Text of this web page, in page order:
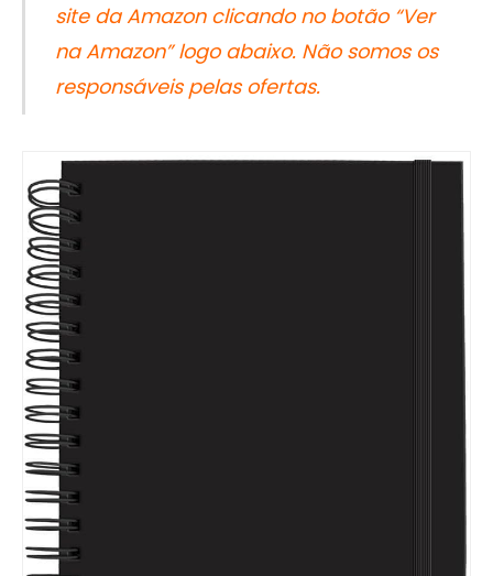
site da Amazon clicando no botão “Ver
na Amazon” logo abaixo. Não somos os
responsáveis pelas ofertas.